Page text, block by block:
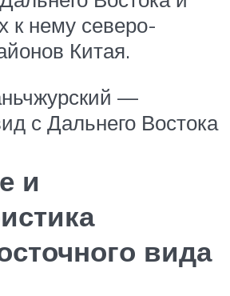
к нему северо-
Китая.
—
с Дальнего Востока
и
вида